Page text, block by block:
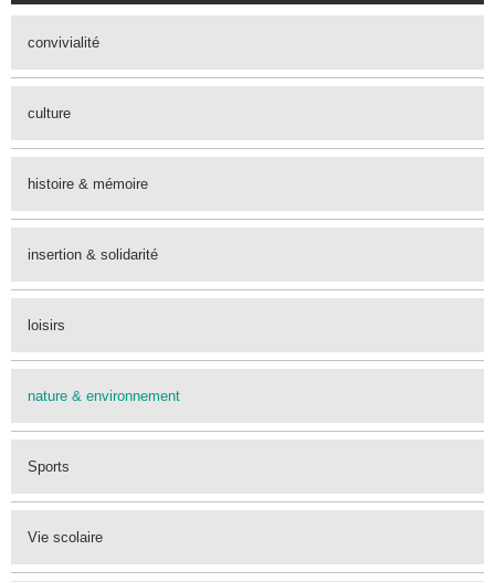
convivialité
culture
histoire & mémoire
insertion & solidarité
loisirs
nature & environnement
Sports
Vie scolaire